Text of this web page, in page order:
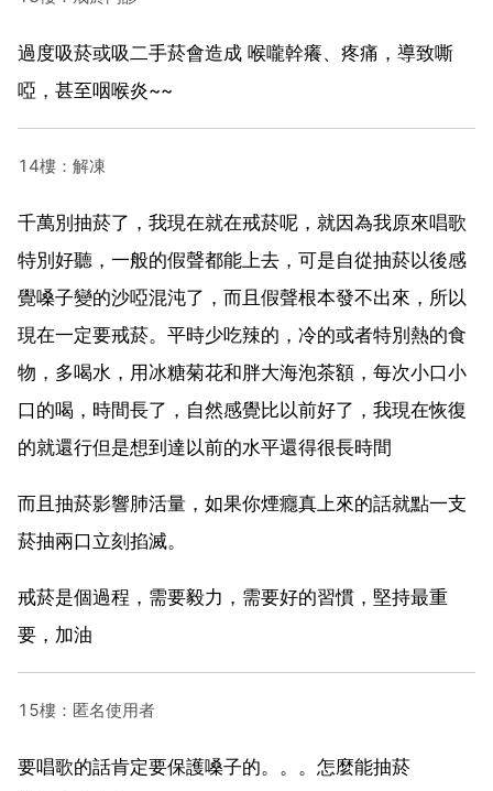
過度吸菸或吸二手菸會造成 喉嚨幹癢、疼痛，導致嘶
啞，甚至咽喉炎~~
14樓：解凍
千萬別抽菸了，我現在就在戒菸呢，就因為我原來唱歌
特別好聽，一般的假聲都能上去，可是自從抽菸以後感
覺嗓子變的沙啞混沌了，而且假聲根本發不出來，所以
現在一定要戒菸。平時少吃辣的，冷的或者特別熱的食
物，多喝水，用冰糖菊花和胖大海泡茶額，每次小口小
口的喝，時間長了，自然感覺比以前好了，我現在恢復
的就還行但是想到達以前的水平還得很長時間
而且抽菸影響肺活量，如果你煙癮真上來的話就點一支
菸抽兩口立刻掐滅。
戒菸是個過程，需要毅力，需要好的習慣，堅持最重
要，加油
15樓：匿名使用者
要唱歌的話肯定要保護嗓子的。。。怎麼能抽菸